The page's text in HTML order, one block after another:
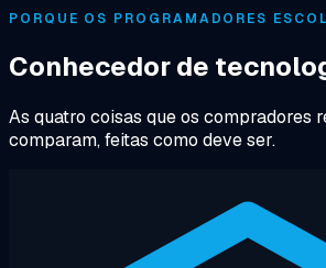
PORQUE OS PROGRAMADORES
Conhecedor de
As quatro coisas que os compradores
comparam, feitas como deve ser.